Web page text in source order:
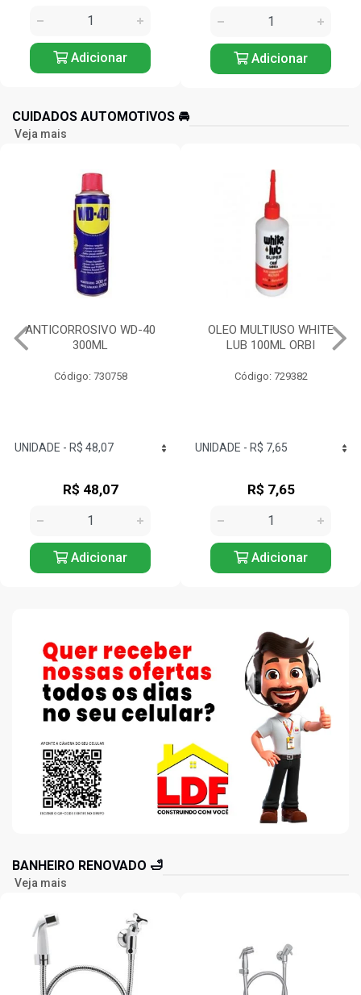
Adicionar Adicionar
CUIDADOS AUTOMOTIVOS 🚘️
Veja mais
OLEO MULTIUSO WHITE
LUB 100ML ORBI
Código: 729382
R$ 7,65
Adicionar
COLA JUNTA DE MOTOR
PROFISSIONAL 73G 3M
Código: 732350
R$ 14,68
Adicionar
BANHEIRO RENOVADO 🛁
Veja mais